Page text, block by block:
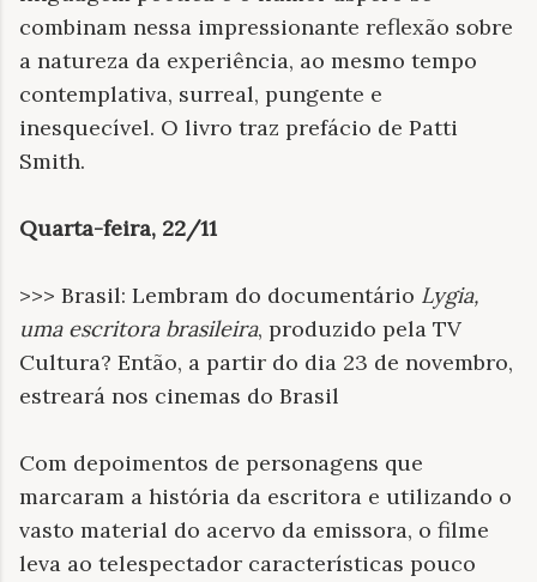
combinam nessa impressionante reflexão sobre
a natureza da experiência, ao mesmo tempo
contemplativa, surreal, pungente e
inesquecível. O livro traz prefácio de Patti
Smith.
Quarta-feira, 22/11
>>> Brasil: Lembram do documentário Lygia,
uma escritora brasileira, produzido pela TV
Cultura? Então, a partir do dia 23 de novembro,
estreará nos cinemas do Brasil
Com depoimentos de personagens que
marcaram a história da escritora e utilizando o
vasto material do acervo da emissora, o filme
leva ao telespectador características pouco